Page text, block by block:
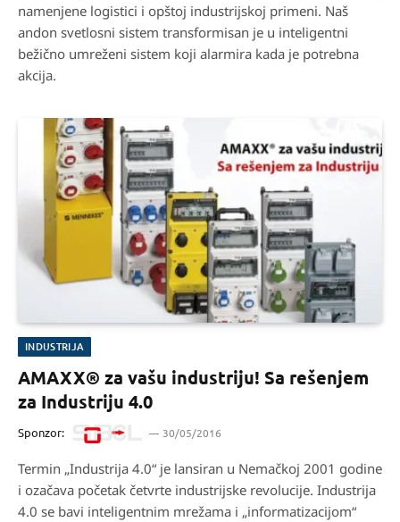
namenjene logistici i opštoj industrijskoj primeni. Naš
andon svetlosni sistem transformisan je u inteligentni
bežično umreženi sistem koji alarmira kada je potrebna
akcija.
INDUSTRIJA
AMAXX® za vašu industriju! Sa rešenjem
za Industriju 4.0
Sponzor: 30/05/2016
Termin „Industrija 4.0“ je lansiran u Nemačkoj 2001 godine
i ozačava početak četvrte industrijske revolucije. Industrija
4.0 se bavi inteligentnim mrežama i „informatizacijom“